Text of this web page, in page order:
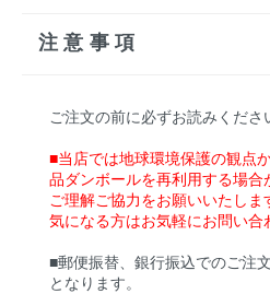
注意事項
ご注文の前に必ずお読みくださ
■当店では地球環境保護の観点
品ダンボールを再利用する場合
ご理解ご協力をお願いいたしま
気になる方はお気軽にお問い合
■郵便振替、銀行振込でのご注
となります。